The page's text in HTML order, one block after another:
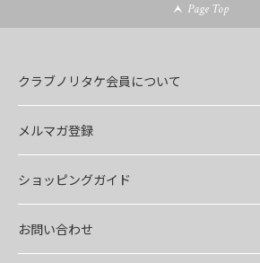
Page Top
クラブノリタケ会員について
メルマガ登録
ショッピングガイド
お問い合わせ